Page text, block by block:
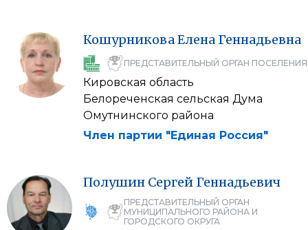
КошурниковаЕлена Геннадьевна
ПРЕДСТАВИТЕЛЬНЫЙ ОРГАН ПОСЕЛЕНИЯ
Кировская область
Белореченская сельская Дума
Омутнинского района
Член партии "Единая Россия"
Полушин Сергей Геннадьевич
ПРЕДСТАВИТЕЛЬНЫЙ ОРГАН
МУНИЦИПАЛЬНОГО РАЙОНА И
ГОРОДСКОГО ОКРУГА